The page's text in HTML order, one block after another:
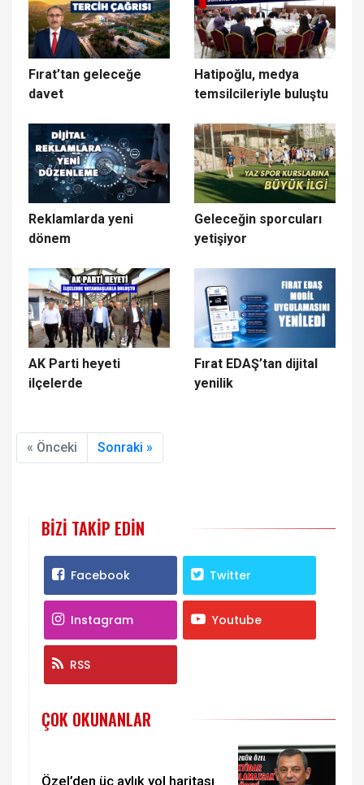
Fırat’tan geleceğe
davet
Hatipoğlu, medya
temsilcileriyle buluştu
Reklamlarda yeni
dönem
Geleceğin sporcuları
yetişiyor
AK Parti heyeti
ilçelerde
Fırat EDAŞ’tan dijital
yenilik
« Önceki Sonraki »
BIZI TAKIP EDIN
Facebook Twitter
Instagram Youtube
RSS
ÇOK OKUNANLAR
Özel’den üç aylık yol haritası